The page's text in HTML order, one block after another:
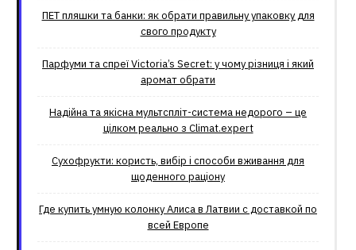
ПЕТ пляшки та банки: як обрати правильну упаковку для
свого продукту
Парфуми та спреї Victoria’s Secret: у чому різниця і який
аромат обрати
Надійна та якісна мультспліт-система недорого – це
цілком реально з Climat.еxpert
Сухофрукти: користь, вибір і способи вживання для
щоденного раціону
Где купить умную колонку Алиса в Латвии с доставкой по
всей Европе